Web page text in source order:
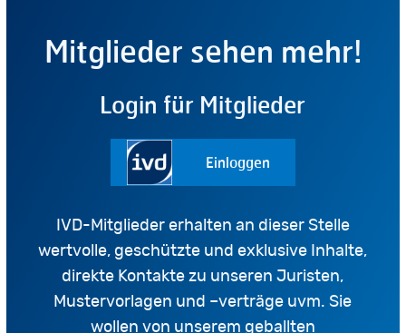
Mitglieder sehen mehr!
Login für Mitglieder
Einloggen
IVD-Mitglieder erhalten an dieser Stelle
wertvolle, geschützte und exklusive Inhalte,
direkte Kontakte zu unseren Juristen,
Mustervorlagen und –verträge uvm. Sie
wollen von unserem geballten